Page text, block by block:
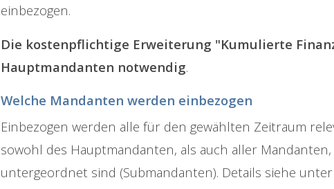
einbezogen.
Die kostenpflichtige Erweiterung "Kumulierte
Hauptmandanten notwendig.
Welche Mandanten werden einbezogen
Einbezogen werden alle für den gewählten Zeitraum
sowohl des Hauptmandanten, als auch aller
untergeordnet sind (Submandanten). Details siehe unter